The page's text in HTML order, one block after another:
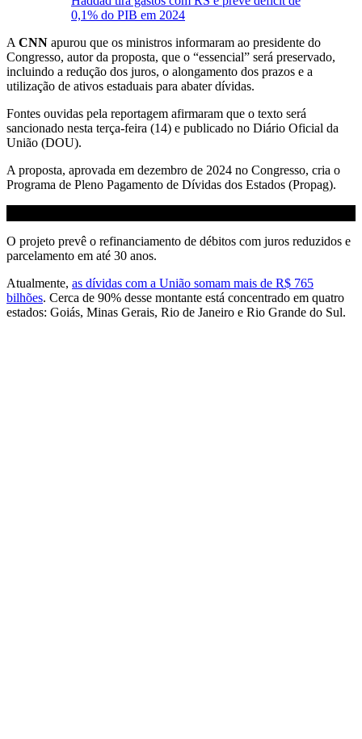
0,1% do PIB em 2024
A CNN apurou que os ministros informaram ao presidente do
Congresso, autor da proposta, que o “essencial” será preservado,
incluindo a redução dos juros, o alongamento dos prazos e a
utilização de ativos estaduais para abater dívidas.
Fontes ouvidas pela reportagem afirmaram que o texto será
sancionado nesta terça-feira (14) e publicado no Diário Oficial da
União (DOU).
A proposta, aprovada em dezembro de 2024 no Congresso, cria o
Programa de Pleno Pagamento de Dívidas dos Estados (Propag).
O projeto prevê o refinanciamento de débitos com juros reduzidos e
parcelamento em até 30 anos.
Atualmente, as dívidas com a União somam mais de R$ 765
bilhões. Cerca de 90% desse montante está concentrado em quatro
estados: Goiás, Minas Gerais, Rio de Janeiro e Rio Grande do Sul.